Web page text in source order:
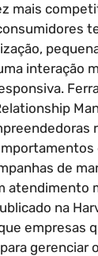
mais
interação
de
atendimento
na
empresas
gerenciar o